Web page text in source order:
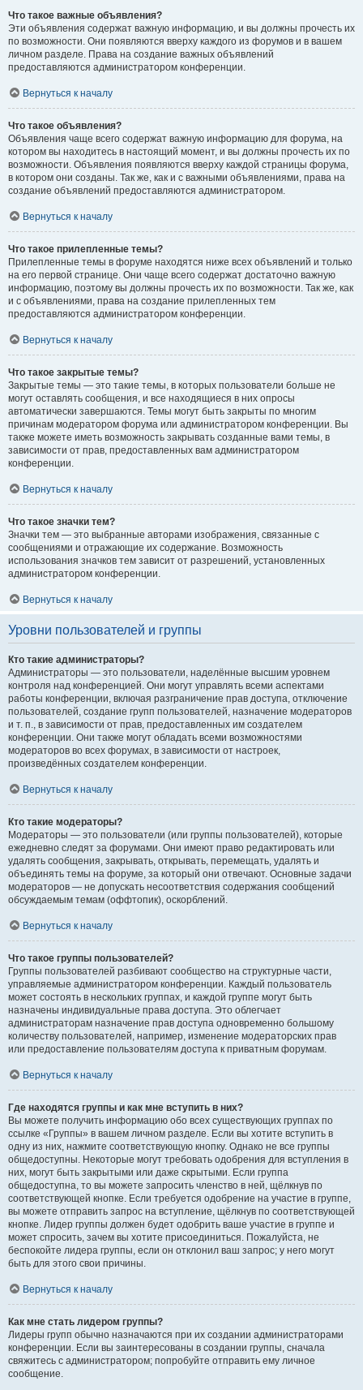
Что такое важные объявления?
Эти объявления содержат важную информацию, и вы должны прочесть их
по возможности. Они появляются вверху каждого из форумов и в вашем
личном разделе. Права на создание важных объявлений
предоставляются администратором конференции.
Вернуться к началу
Что такое объявления?
Объявления чаще всего содержат важную информацию для форума, на
котором вы находитесь в настоящий момент, и вы должны прочесть их по
возможности. Объявления появляются вверху каждой страницы форума,
в котором они созданы. Так же, как и с важными объявлениями, права на
создание объявлений предоставляются администратором.
Вернуться к началу
Что такое прилепленные темы?
Прилепленные темы в форуме находятся ниже всех объявлений и только
на его первой странице. Они чаще всего содержат достаточно важную
информацию, поэтому вы должны прочесть их по возможности. Так же, как
и с объявлениями, права на создание прилепленных тем
предоставляются администратором конференции.
Вернуться к началу
Что такое закрытые темы?
Закрытые темы — это такие темы, в которых пользователи больше не
могут оставлять сообщения, и все находящиеся в них опросы
автоматически завершаются. Темы могут быть закрыты по многим
причинам модератором форума или администратором конференции. Вы
также можете иметь возможность закрывать созданные вами темы, в
зависимости от прав, предоставленных вам администратором
конференции.
Вернуться к началу
Что такое значки тем?
Значки тем — это выбранные авторами изображения, связанные с
сообщениями и отражающие их содержание. Возможность
использования значков тем зависит от разрешений, установленных
администратором конференции.
Вернуться к началу
Уровни пользователей и группы
Кто такие администраторы?
Администраторы — это пользователи, наделённые высшим уровнем
контроля над конференцией. Они могут управлять всеми аспектами
работы конференции, включая разграничение прав доступа, отключение
пользователей, создание групп пользователей, назначение модераторов
и т. п., в зависимости от прав, предоставленных им создателем
конференции. Они также могут обладать всеми возможностями
модераторов во всех форумах, в зависимости от настроек,
произведённых создателем конференции.
Вернуться к началу
Кто такие модераторы?
Модераторы — это пользователи (или группы пользователей), которые
ежедневно следят за форумами. Они имеют право редактировать или
удалять сообщения, закрывать, открывать, перемещать, удалять и
объединять темы на форуме, за который они отвечают. Основные задачи
модераторов — не допускать несоответствия содержания сообщений
обсуждаемым темам (оффтопик), оскорблений.
Вернуться к началу
Что такое группы пользователей?
Группы пользователей разбивают сообщество на структурные части,
управляемые администратором конференции. Каждый пользователь
может состоять в нескольких группах, и каждой группе могут быть
назначены индивидуальные права доступа. Это облегчает
администраторам назначение прав доступа одновременно большому
количеству пользователей, например, изменение модераторских прав
или предоставление пользователям доступа к приватным форумам.
Вернуться к началу
Где находятся группы и как мне вступить в них?
Вы можете получить информацию обо всех существующих группах по
ссылке «Группы» в вашем личном разделе. Если вы хотите вступить в
одну из них, нажмите соответствующую кнопку. Однако не все группы
общедоступны. Некоторые могут требовать одобрения для вступления в
них, могут быть закрытыми или даже скрытыми. Если группа
общедоступна, то вы можете запросить членство в ней, щёлкнув по
соответствующей кнопке. Если требуется одобрение на участие в группе,
вы можете отправить запрос на вступление, щёлкнув по соответствующей
кнопке. Лидер группы должен будет одобрить ваше участие в группе и
может спросить, зачем вы хотите присоединиться. Пожалуйста, не
беспокойте лидера группы, если он отклонил ваш запрос; у него могут
быть для этого свои причины.
Вернуться к началу
Как мне стать лидером группы?
Лидеры групп обычно назначаются при их создании администраторами
конференции. Если вы заинтересованы в создании группы, сначала
свяжитесь с администратором; попробуйте отправить ему личное
сообщение.